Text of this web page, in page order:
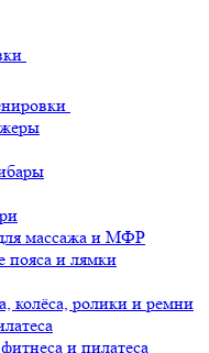
массажа и МФР
пояса и лямки
колёса, ролики и ремни
и пилатеса